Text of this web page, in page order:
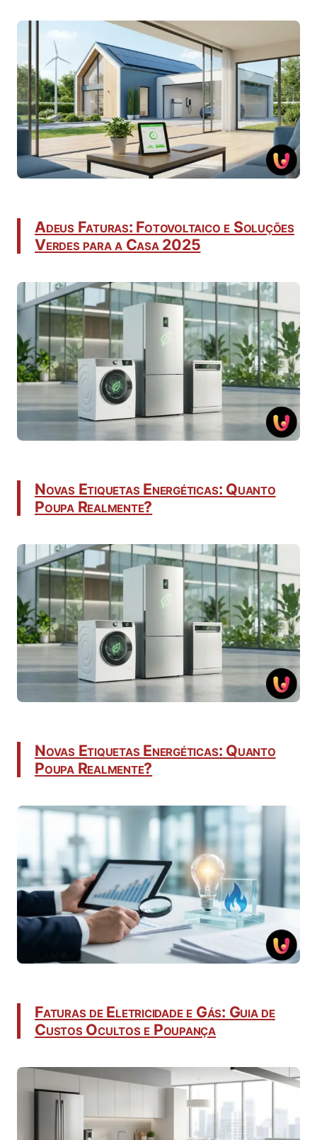
Adeus Faturas: Fotovoltaico e Soluções
Verdes para a Casa 2025
Novas Etiquetas Energéticas: Quanto
Poupa Realmente?
Novas Etiquetas Energéticas: Quanto
Poupa Realmente?
Faturas de Eletricidade e Gás: Guia de
Custos Ocultos e Poupança